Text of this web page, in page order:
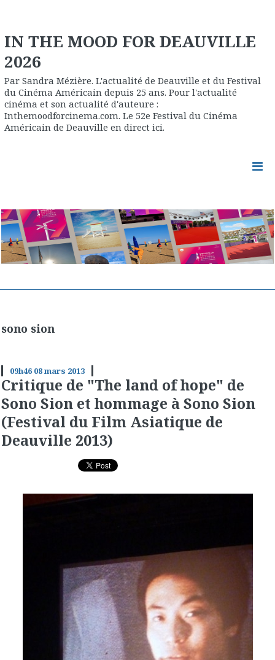
IN THE MOOD FOR DEAUVILLE
2026
Par Sandra Mézière. L'actualité de Deauville et du Festival
du Cinéma Américain depuis 25 ans. Pour l'actualité
cinéma et son actualité d'auteure :
Inthemoodforcinema.com. Le 52e Festival du Cinéma
Américain de Deauville en direct ici.
sono sion
09h46 08mars 2013
Critique de "The land of hope" de
Sono Sion et hommage à Sono Sion
(Festival du Film Asiatique de
Deauville 2013)